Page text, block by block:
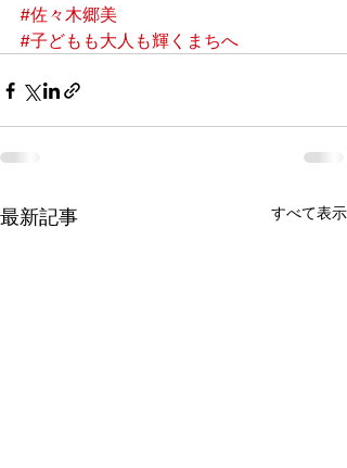
#佐々木郷美
#子どもも大人も輝くまちへ
最新記事 すべて表示